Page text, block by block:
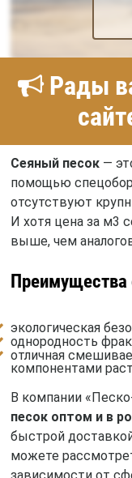
Рады
Сеяный песок—
помощью
отсутствуют
И хотя цена за м3
выше, чем
Преимущества
экологическая
однородность
отличная
компонентами
В компании
песок оптом и в
быстрой
можете
зависимости от